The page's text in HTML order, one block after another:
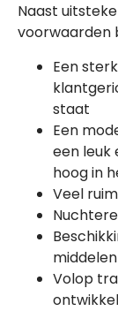
Naast
voorwaarden
Een
staat
Een
een leuk
hoog in
Veel
middelen
Volop